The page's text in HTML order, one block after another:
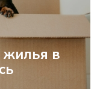
жилья в